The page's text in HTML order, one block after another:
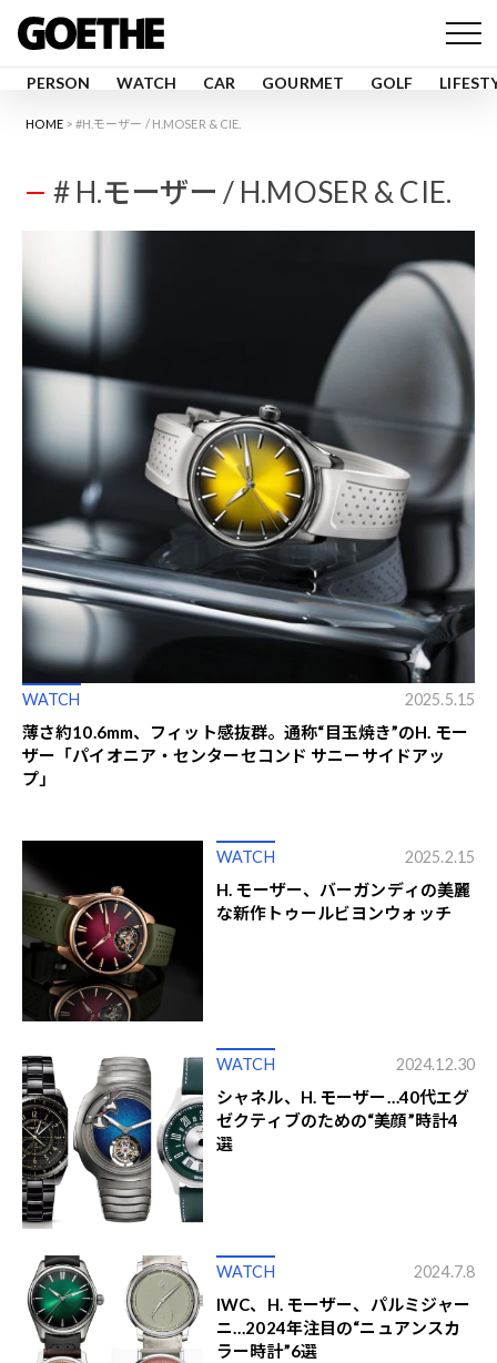
PERSON WATCH CAR GOURMET GOLF
HOME #H.モーザー / H.MOSER & CIE.
# H.モーザー / H.MOSER & CIE.
WATCH 2025.5.15
薄さ約10.6mm、フィット感抜群。通称“目玉焼き”のH. モー
ザー「パイオニア・センターセコンド サニーサイドアッ
プ」
WATCH 2025.2.15
H. モーザー、バーガンディの美麗
な新作トゥールビヨンウォッチ
WATCH 2024.12.30
シャネル、H. モーザー…40代エグ
ゼクティブのための“美顔”時計4
選
WATCH 2024.7.8
IWC、H. モーザー、パルミジャー
ニ…2024年注目の“ニュアンスカ
ラー時計”6選